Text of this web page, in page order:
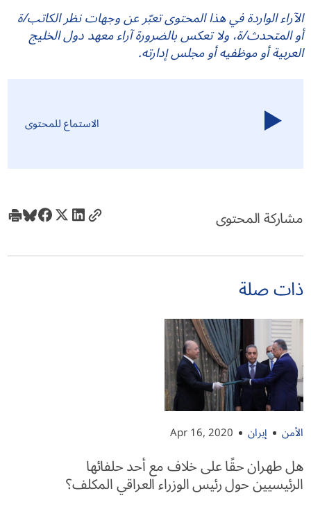
الآراء الواردة في هذا المحتوى تعبّر عن وجهات نظر الكاتب/ة
أو المتحدث/ة، ولا تعكس بالضرورة آراء معهد دول الخليج
العربية أو موظفيه أو مجلس إدارته.
الاستماع للمحتوى
مشاركة المحتوى
ذات صلة
الأمن إيران Apr 16, 2020
هل طهران حقًا على خلاف مع أحد حلفائها
الرئيسيين حول رئيس الوزراء العراقي المكلف؟